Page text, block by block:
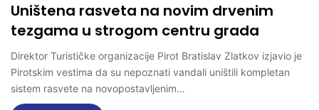
Uništena rasveta na novim drvenim
tezgama u strogom centru grada
Direktor Turističke organizacije Pirot Bratislav Zlatkov izjavio je
Pirotskim vestima da su nepoznati vandali uništili kompletan
sistem rasvete na novopostavljenim…